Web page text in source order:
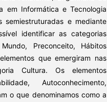
em Informática e Tecnologia
semiestruturadas e mediante
identificar as categorias
Preconceito, Hábitos
que emergiram nas
Cultura. Os elementos
Autoconhecimento,
o que denominamos como a